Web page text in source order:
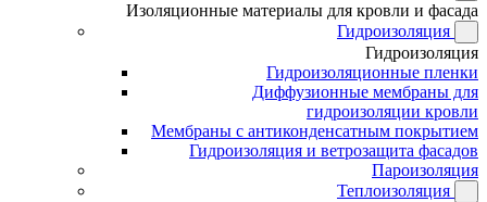
Изоляционные материалы для кровли и фасада
Гидроизоляция
Гидроизоляция
Гидроизоляционные пленки
Диффузионные мембраны для
гидроизоляции кровли
Мембраны с антиконденсатным покрытием
Гидроизоляция и ветрозащита фасадов
Пароизоляция
Теплоизоляция